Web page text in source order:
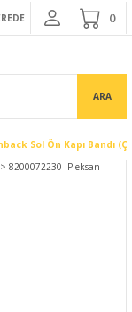
ARA
Sol Ön Kapı Bandı